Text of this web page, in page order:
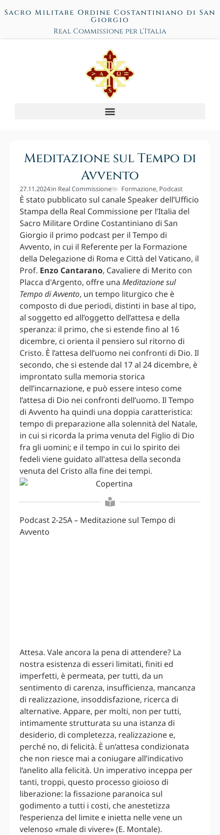
Sacro Militare Ordine Costantiniano di San
Giorgio
Real Commissione per l’Italia
Meditazione sul Tempo di
Avvento
27.11.2024in Real Commissione Formazione, Podcast
È stato pubblicato sul canale Speaker dell’Ufficio
Stampa della Real Commissione per l’Italia del
Sacro Militare Ordine Costantiniano di San
Giorgio il primo podcast per il Tempo di
Avvento, in cui il Referente per la Formazione
della Delegazione di Roma e Città del Vaticano, il
Prof. Enzo Cantarano, Cavaliere di Merito con
Placca d'Argento, offre una Meditazione sul
Tempo di Avvento, un tempo liturgico che è
composto di due periodi, distinti in base al tipo,
al soggetto ed all’oggetto dell’attesa e della
speranza: il primo, che si estende fino al 16
dicembre, ci orienta il pensiero sul ritorno di
Cristo. È l’attesa dell’uomo nei confronti di Dio. Il
secondo, che si estende dal 17 al 24 dicembre, è
improntato sulla memoria storica
dell’incarnazione, e può essere inteso come
l’attesa di Dio nei confronti dell’uomo. Il Tempo
di Avvento ha quindi una doppia caratteristica:
tempo di preparazione alla solennità del Natale,
in cui si ricorda la prima venuta del Figlio di Dio
fra gli uomini; e il tempo in cui lo spirito dei
fedeli viene guidato all'attesa della seconda
venuta del Cristo alla fine dei tempi.
Podcast 2-25A – Meditazione sul Tempo di
Avvento
Attesa. Vale ancora la pena di attendere? La
nostra esistenza di esseri limitati, finiti ed
imperfetti, è permeata, per tutti, da un
sentimento di carenza, insufficienza, mancanza
di realizzazione, insoddisfazione, ricerca di
alternative. Appare, per molti, non per tutti,
intimamente strutturata su una istanza di
desiderio, di completezza, realizzazione e,
perché no, di felicità. È un’attesa condizionata
che non riesce mai a coniugare all’indicativo
l’anelito alla felicità. Un imperativo inceppa per
tanti, troppi, questo processo gioioso di
liberazione: la fissazione paranoica sul
godimento a tutti i costi, che anestetizza
l’esperienza del limite e inietta nelle vene un
velenoso «male di vivere» (E. Montale).